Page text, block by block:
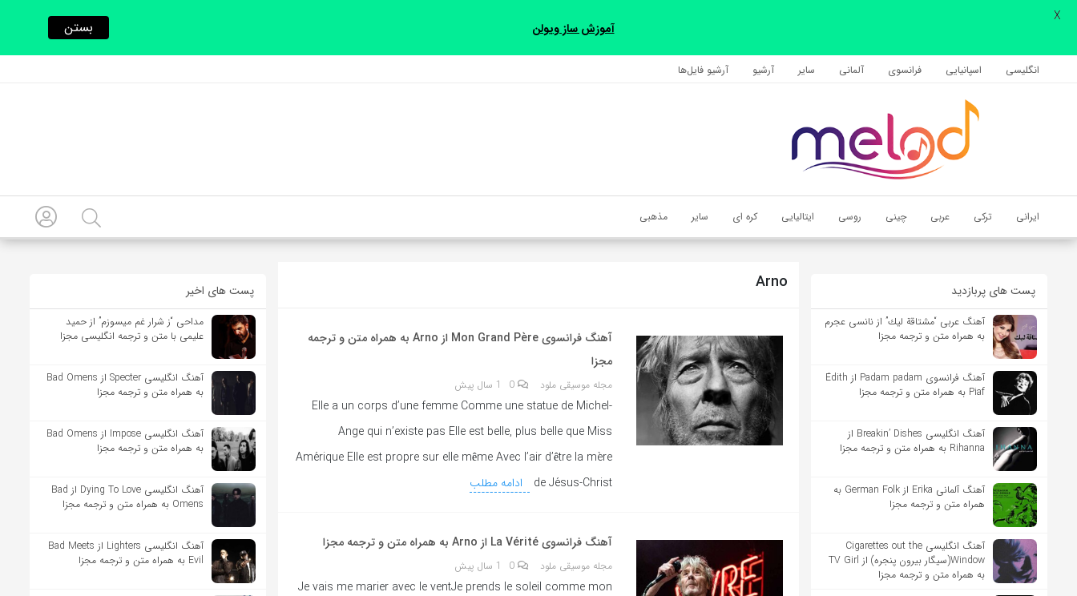
انگلیسی اسپانیایی فرانسوی آلمانی سایر آرشیو آرشیو فایل‌‎ها
ایرانی ترکی عربی چینی روسی ایتالیایی کره ای سایر مذهبی
اشتراک گذاری
با استفاده از روش‌های زیر می‌توانید این صفحه را با دوستان خود به
کپی لینک
پست های پربازدید
آهنگ عربی “مشتاقة لیك” از نانسی عجرم
به همراه متن و ترجمه مجزا
آهنگ فرانسوی Padam padam از Édith
Piaf به همراه متن و ترجمه مجزا
آهنگ انگلیسی Breakin’ Dishes از
Rihanna به همراه متن و ترجمه مجزا
آهنگ آلمانی Erika از German Folk به
همراه متن و ترجمه مجزا
آهنگ انگلیسی Cigarettes out the
Window(سیگار بیرون پنجره) از TV Girl
به همراه متن و ترجمه مجزا
Arno
آهنگ فرانسوی Mon Grand Père از Arno به همراه متن و ترجمه
مجزا
مجله موسیقی ملود 0 1 سال پیش
Elle a un corps d’une femme Comme une statue de Michel-
Ange qui n’existe pas Elle est belle, plus belle que Miss
Amérique Elle est propre sur elle même Avec l’air d’être la mère
de Jésus-Christ
ادامه مطلب
آهنگ فرانسوی La Vérité از Arno به همراه متن و ترجمه مجزا
مجله موسیقی ملود 0 1 سال پیش
Je vais me marier avec le ventJe prends le soleil comme mon
پست های اخیر
مداحی “ز شرار غم میسوزم” از حمید
علیمی با متن و ترجمه انگلیسی مجزا
آهنگ انگلیسی Specter از Bad Omens
به همراه متن و ترجمه مجزا
آهنگ انگلیسی Impose از Bad Omens
به همراه متن و ترجمه مجزا
آهنگ انگلیسی Dying To Love از Bad
Omens به همراه متن و ترجمه مجزا
آهنگ انگلیسی Lighters از Bad Meets
Evil به همراه متن و ترجمه مجزا
آموزش ساز ویولن بستن
X